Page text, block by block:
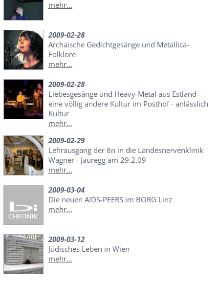
mehr...
2009-02-28
Archaische Gedichtgesänge und Metallica-
Folklore
mehr...
2009-02-28
Liebesgesänge und Heavy-Metal aus Estland -
eine völlig andere Kultur im Posthof - anlässlich
Kultur
mehr...
2009-02-29
Lehrausgang der 8n in die Landesnervenklinik
Wagner - Jauregg am 29.2.09
mehr...
2009-03-04
Die neuen AIDS-PEERS im BORG Linz
mehr...
2009-03-12
Jüdisches Leben in Wien
mehr...